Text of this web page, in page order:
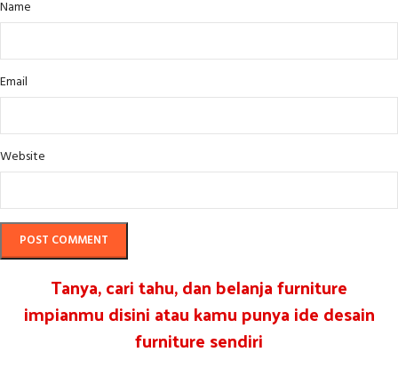
Name
Email
Website
Tanya, cari tahu, dan belanja furniture
impianmu disini atau kamu punya ide desain
furniture sendiri